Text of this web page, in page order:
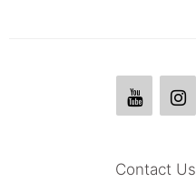
Contact Us